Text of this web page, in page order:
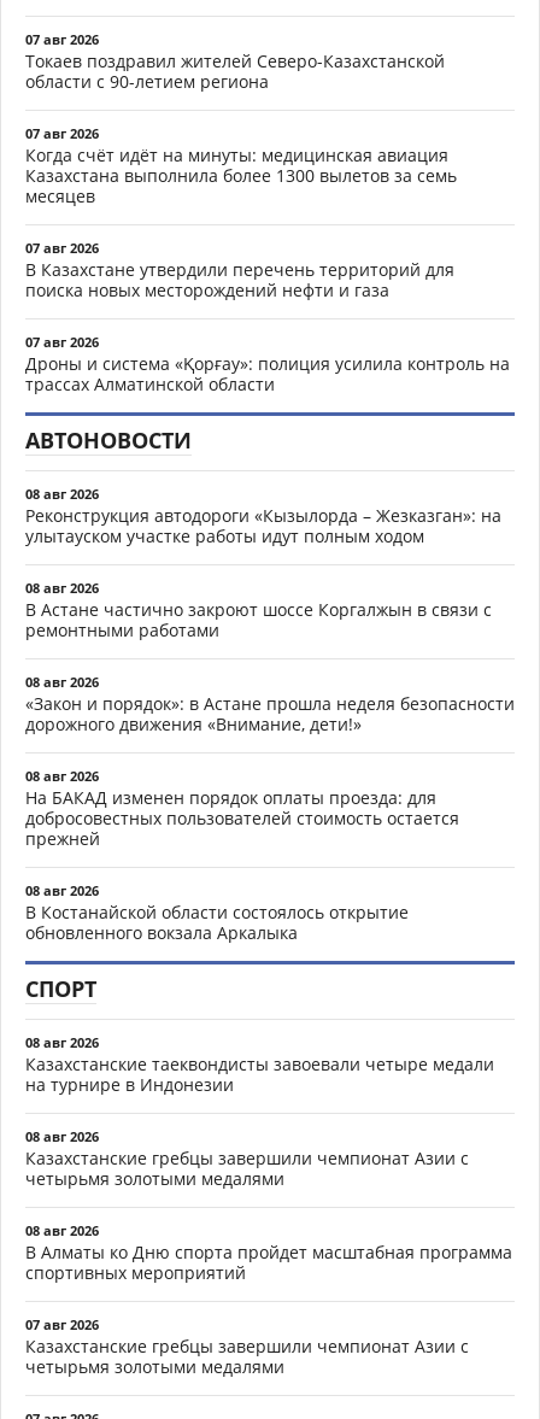
07 авг 2026
Токаев поздравил жителей Северо-Казахстанской
области с 90-летием региона
07 авг 2026
Когда счёт идёт на минуты: медицинская авиация
Казахстана выполнила более 1300 вылетов за семь
месяцев
07 авг 2026
В Казахстане утвердили перечень территорий для
поиска новых месторождений нефти и газа
07 авг 2026
Дроны и система «Қорғау»: полиция усилила контроль на
трассах Алматинской области
АВТОНОВОСТИ
08 авг 2026
Реконструкция автодороги «Кызылорда – Жезказган»: на
улытауском участке работы идут полным ходом
08 авг 2026
В Астане частично закроют шоссе Коргалжын в связи с
ремонтными работами
08 авг 2026
«Закон и порядок»: в Астане прошла неделя безопасности
дорожного движения «Внимание, дети!»
08 авг 2026
На БАКАД изменен порядок оплаты проезда: для
добросовестных пользователей стоимость остается
прежней
08 авг 2026
В Костанайской области состоялось открытие
обновленного вокзала Аркалыка
СПОРТ
08 авг 2026
Казахстанские таеквондисты завоевали четыре медали
на турнире в Индонезии
08 авг 2026
Казахстанские гребцы завершили чемпионат Азии с
четырьмя золотыми медалями
08 авг 2026
В Алматы ко Дню спорта пройдет масштабная программа
спортивных мероприятий
07 авг 2026
Казахстанские гребцы завершили чемпионат Азии с
четырьмя золотыми медалями